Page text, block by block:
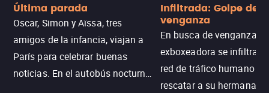
Última parada
Oscar, Simon y Aïssa, tres
amigos de la infancia, viajan a
París para celebrar buenas
noticias. En el autobús nocturno
Infiltrada: Golpe de
venganza
En busca de venganza,
exboxeadora se infiltra
red de tráfico humano
rescatar a su hermana